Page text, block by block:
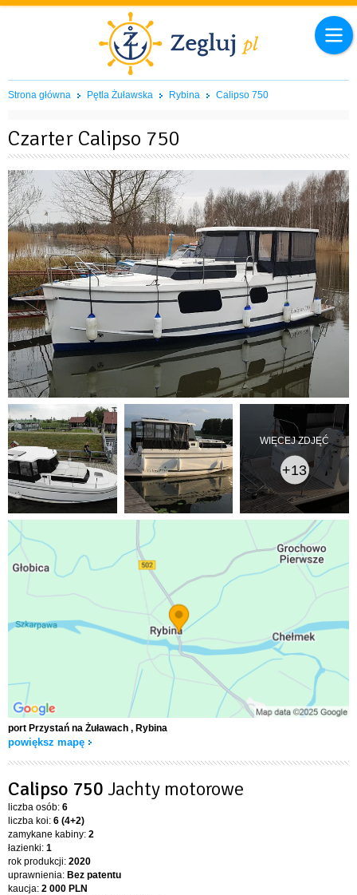
Strona główna Pętla Żuławska Rybina Calipso 750
Czarter Calipso 750
WIĘCEJ ZDJĘĆ
+13
port Przystań na Żuławach , Rybina
powiększ mapę
Calipso 750 Jachty motorowe
liczba osób: 6
liczba koi: 6 (4+2)
zamykane kabiny: 2
łazienki: 1
rok produkcji: 2020
uprawnienia: Bez patentu
kaucja: 2 000 PLN